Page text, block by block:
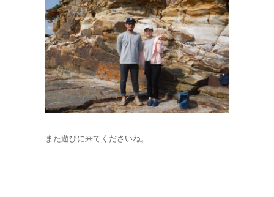
また遊びに来てくださいね。